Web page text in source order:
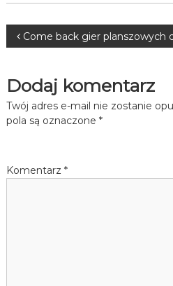
Nawigacja
Come back gier planszowych
Dodaj komentarz
Twój adres e-mail nie zostanie
pola są oznaczone *
Komentarz *